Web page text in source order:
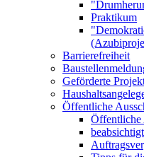
Praktikum
Barrierefreiheit
Geförderte
Öffentliche
Öffentliche